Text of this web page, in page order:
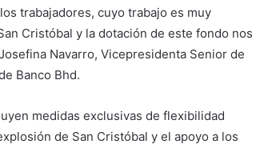
trabajadores, cuyo trabajo es muy
Cristóbal y la dotación de este fondo nos
Navarro, Vicepresidenta Senior de
Banco Bhd.
medidas exclusivas de flexibilidad
de San Cristóbal y el apoyo a los